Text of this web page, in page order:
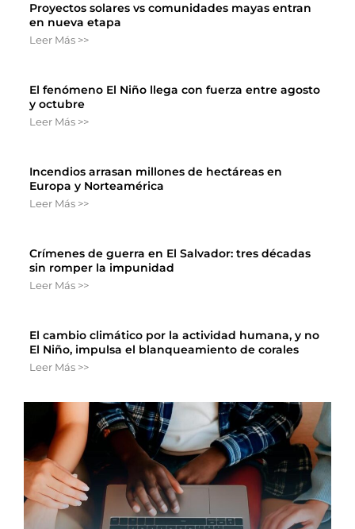
Proyectos solares vs comunidades mayas entran
en nueva etapa
Leer Más >>
El fenómeno El Niño llega con fuerza entre agosto
y octubre
Leer Más >>
Incendios arrasan millones de hectáreas en
Europa y Norteamérica
Leer Más >>
Crímenes de guerra en El Salvador: tres décadas
sin romper la impunidad
Leer Más >>
El cambio climático por la actividad humana, y no
El Niño, impulsa el blanqueamiento de corales
Leer Más >>